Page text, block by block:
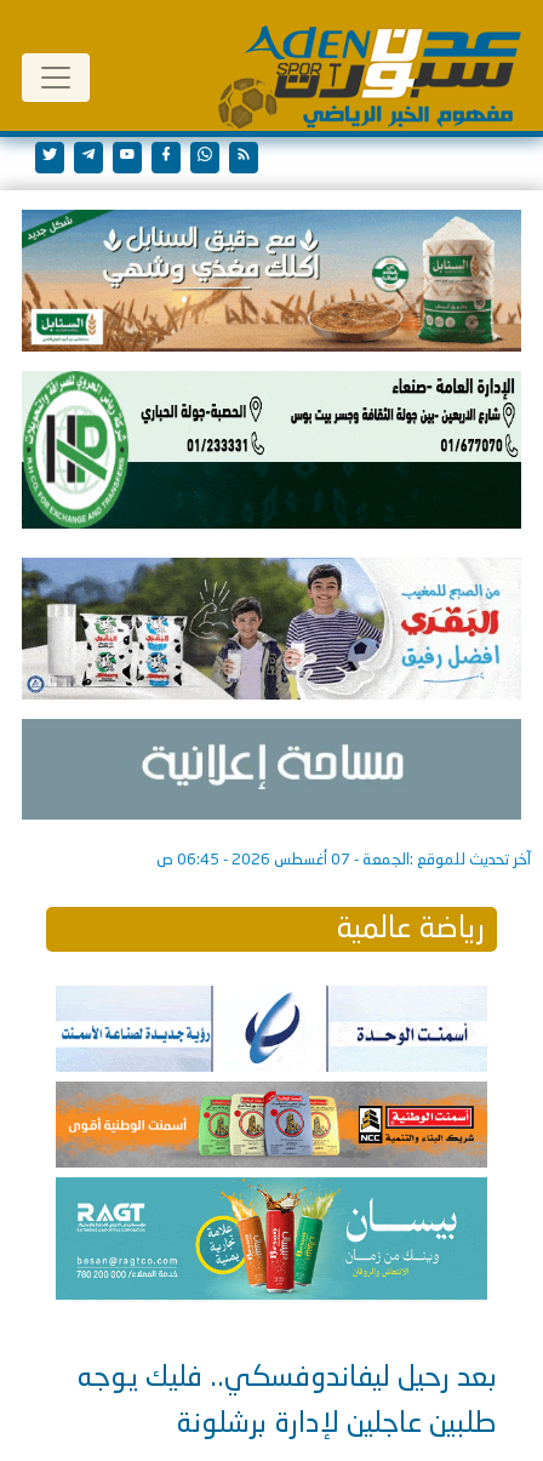
آخر تحديث للموقع : الجمعة - 07 أغسطس 2026 - 06:45 ص
رياضة عالمية
بعد رحيل ليفاندوفسكي.. فليك يوجه
طلبين عاجلين لإدارة برشلونة